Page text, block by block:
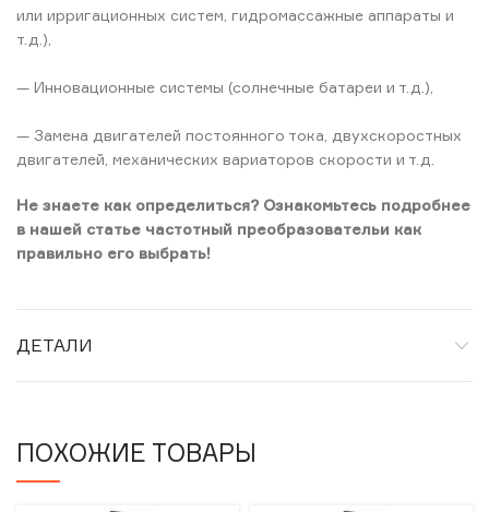
или ирригационных систем, гидромассажные аппараты и
т.д.),
— Инновационные системы (солнечные батареи и т.д.),
— Замена двигателей постоянного тока, двухскоростных
двигателей, механических вариаторов скорости и т.д.
Не знаете как определиться? Ознакомьтесь подробнее
в нашей статье частотный преобразовательи как
правильно его выбрать!
ДЕТАЛИ
ПОХОЖИЕ ТОВАРЫ